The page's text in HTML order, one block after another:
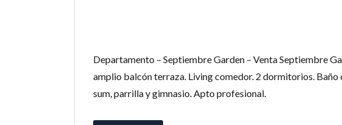
Departamento – Septiembre Garden – Venta Septiembre
amplio balcón terraza. Living comedor. 2 dormitorios.
sum, parrilla y gimnasio. Apto profesional.